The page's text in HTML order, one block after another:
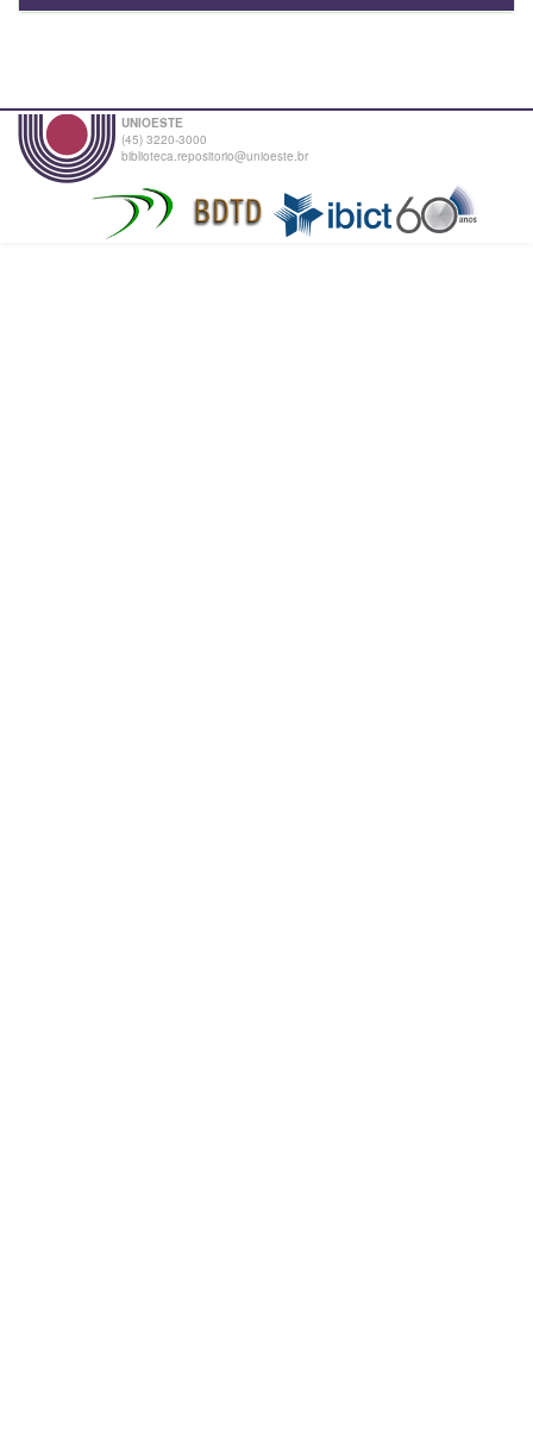
UNIOESTE
(45) 3220-3000
biblioteca.repositorio@unioeste.br